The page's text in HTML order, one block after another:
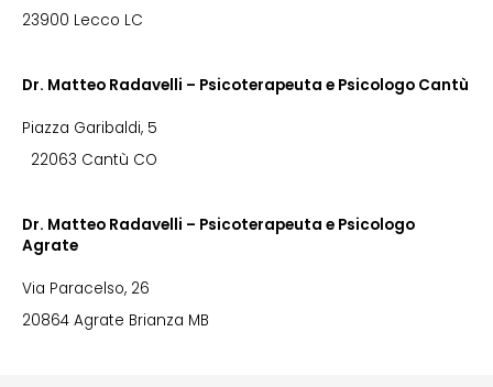
23900 Lecco LC
Dr. Matteo Radavelli – Psicoterapeuta e Psicologo Cantù
Piazza Garibaldi, 5
22063 Cantù CO
Dr. Matteo Radavelli – Psicoterapeuta e Psicologo
Agrate
Via Paracelso, 26
20864 Agrate Brianza MB